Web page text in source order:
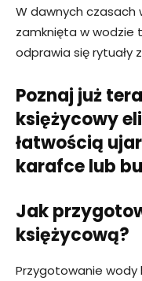
W dawnych czasach
zamknięta w wodzie
odprawia się rytuały
Poznaj już
księżycowy
łatwością
karafce lub
Jak
księżycową?
Przygotowanie wody